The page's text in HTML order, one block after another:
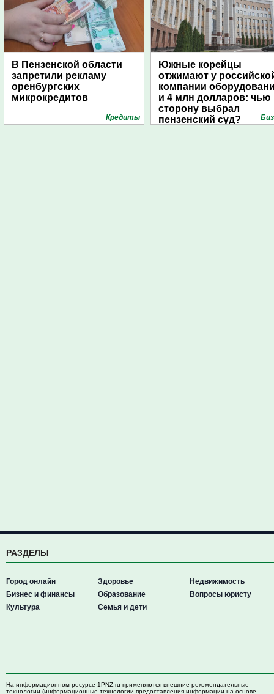
В Пензенской области
запретили рекламу
оренбургских
микрокредитов
Кредиты
Южные корейцы
отжимают у
компании
и 4 млн долларов: чью
сторону выбрал
пензенский суд?
РАЗДЕЛЫ
Город онлайн
Бизнес и финансы
Культура
Здоровье
Образование
Семья и дети
Недвижимость
Вопросы юристу
На информационном ресурсе 1PNZ.ru применяются внешние рекомендательные
технологии (информационные технологии предоставления информации на основе